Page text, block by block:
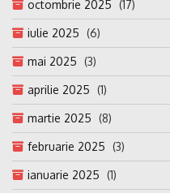
octombrie 2025 (17)
iulie 2025 (6)
mai 2025 (3)
aprilie 2025 (1)
martie 2025 (8)
februarie 2025 (3)
ianuarie 2025 (1)